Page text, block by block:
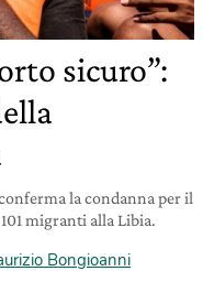
sicuro”:
la condanna per il
migranti alla Libia.
Bongioanni